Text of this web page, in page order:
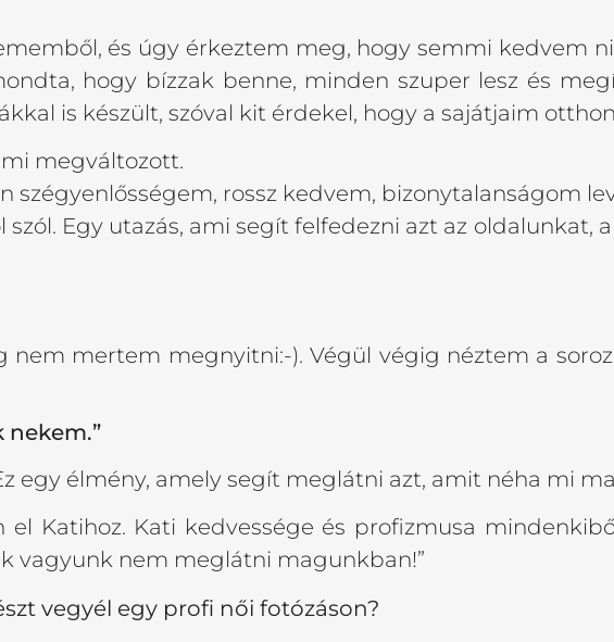
és úgy érkeztem meg, hogy semmi kedvem
hogy bízzak benne, minden szuper lesz és
is készült, szóval kit érdekel, hogy a sajátjaim
megváltozott.
szégyenlősségem, rossz kedvem, bizonytalanságom
Egy utazás, ami segít felfedezni azt az oldalunkat,
nem mertem megnyitni:-). Végül végig néztem a
nekem.”
egy élmény, amely segít meglátni azt, amit néha mi
Katihoz. Kati kedvessége és profizmusa
vagyunk nem meglátni magunkban!”
vegyél egy profi női fotózáson?